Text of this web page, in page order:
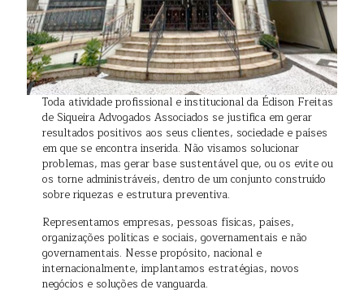
Toda atividade profissional e institucional da Édison Freitas
de Siqueira Advogados Associados se justifica em gerar
resultados positivos aos seus clientes, sociedade e países
em que se encontra inserida. Não visamos solucionar
problemas, mas gerar base sustentável que, ou os evite ou
os torne administráveis, dentro de um conjunto construído
sobre riquezas e estrutura preventiva.
Representamos empresas, pessoas físicas, países,
organizações políticas e sociais, governamentais e não
governamentais. Nesse propósito, nacional e
internacionalmente, implantamos estratégias, novos
negócios e soluções de vanguarda.